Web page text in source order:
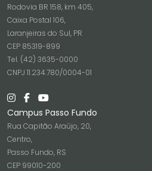
Rodovia BR 158, km 405,
Caixa Postal 106,
Laranjeiras do Sul, PR
CEP 85319-899
Tel. (42) 3635-0000
CNPJ 11.234.780/0004-01
Campus Passo Fundo
Rua Capitão Araújo, 20,
Centro,
Passo Fundo, RS
CEP 99010-200